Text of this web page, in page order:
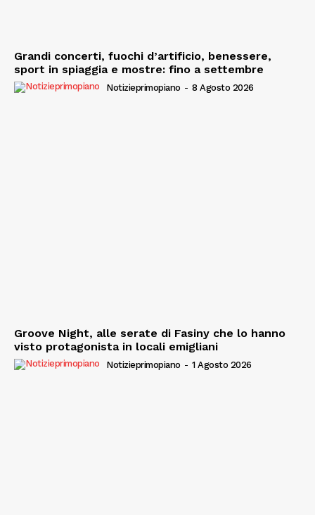
Grandi concerti, fuochi d’artificio, benessere,
sport in spiaggia e mostre: fino a settembre
Notizieprimopiano - 8 Agosto 2026
Groove Night, alle serate di Fasiny che lo hanno
visto protagonista in locali emigliani
Notizieprimopiano - 1 Agosto 2026